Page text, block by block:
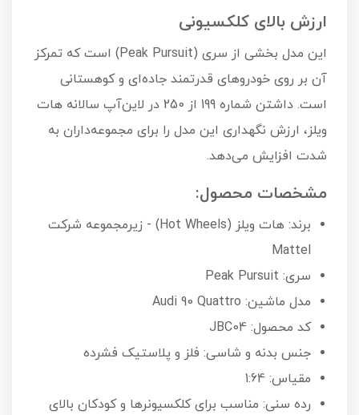
ارزش بالای کلکسیونی
این مدل بخشی از سری (Peak Pursuit) است که تمرکز
آن بر روی خودروهای قدرتمند جاده‌ای و کوهستانی
است. داشتن شماره 199 از 250 در لاین‌آپ سالانه هات
ویلز، ارزش نگهداری این مدل را برای مجموعه‌داران به
شدت افزایش می‌دهد.
مشخصات محصول:
برند: هات ویلز (Hot Wheels) - زیرمجموعه شرکت
Mattel
سری: Peak Pursuit
مدل ماشین: Audi 90 Quattro
کد محصول: JBC04
جنس بدنه و شاسی: فلز و پلاستیک فشرده
مقیاس: 1:64
رده سنی: مناسب برای کلکسیونرها و کودکان بالای